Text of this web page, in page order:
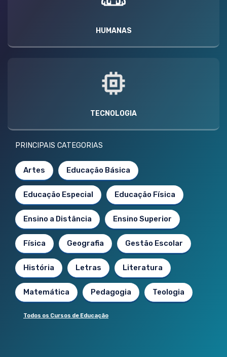
HUMANAS
TECNOLOGIA
PRINCIPAIS CATEGORIAS
Artes Educação Básica
Educação Especial Educação Física
Ensino a Distância Ensino Superior
Física Geografia Gestão Escolar
História Letras Literatura
Matemática Pedagogia Teologia
Todos os Cursos de Educação